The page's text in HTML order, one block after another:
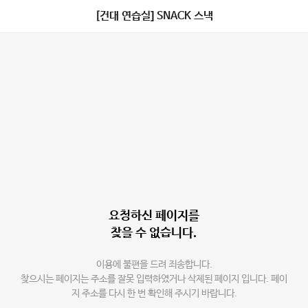
[건대 연습실] SNACK 스낵
요청하신 페이지를
찾을 수 없습니다.
이용에 불편을 드려 죄송합니다.
찾으시는 페이지는 주소를 잘못 입력하였거나 삭제된 페이지 입니다. 페이
지 주소를 다시 한 번 확인해 주시기 바랍니다.